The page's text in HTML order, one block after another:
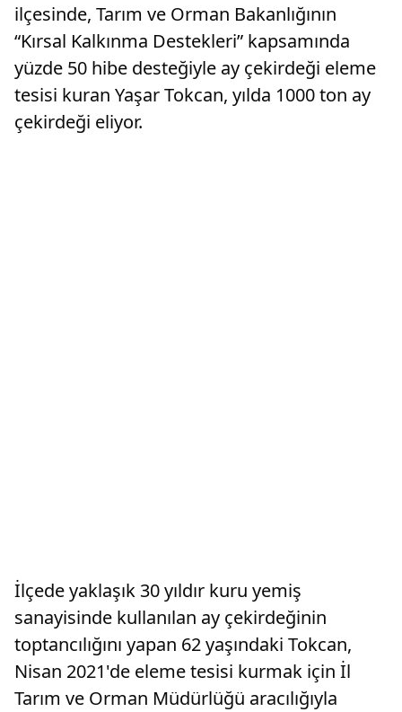
ilçesinde, Tarım ve Orman Bakanlığının
“Kırsal Kalkınma Destekleri” kapsamında
yüzde 50 hibe desteğiyle ay çekirdeği eleme
tesisi kuran Yaşar Tokcan, yılda 1000 ton ay
çekirdeği eliyor.
İlçede yaklaşık 30 yıldır kuru yemiş
sanayisinde kullanılan ay çekirdeğinin
toptancılığını yapan 62 yaşındaki Tokcan,
Nisan 2021'de eleme tesisi kurmak için İl
Tarım ve Orman Müdürlüğü aracılığıyla